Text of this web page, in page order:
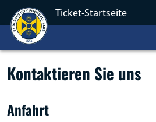
Ticket-Startseite
Kontaktieren Sie uns
Anfahrt